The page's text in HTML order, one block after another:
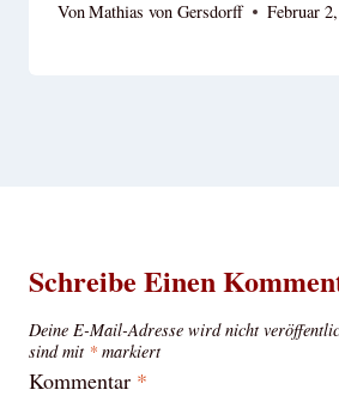
VonMathias von Gersdorff Februar
Schreibe Einen
Deine E-Mail-Adresse wird nicht
sind mit * markiert
Kommentar *